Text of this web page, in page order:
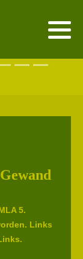
5.
Links